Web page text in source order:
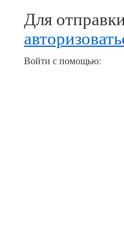
Для
Войти с помощью: